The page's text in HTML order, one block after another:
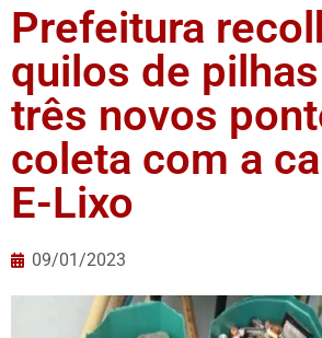
Prefeitura
quilos de
três novos
coleta com a
E-Lixo
09/01/2023